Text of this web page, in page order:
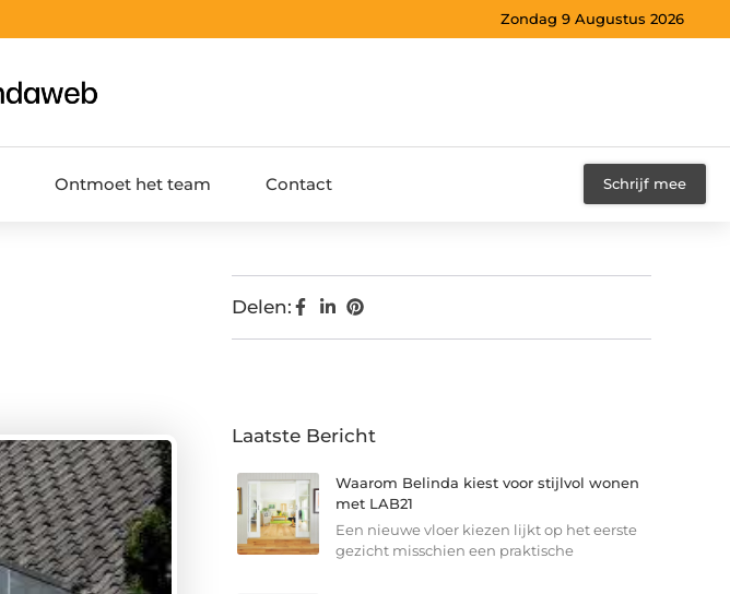
Zondag 9 Augustus 2026
Ontmoet het team Contact Schrijf mee
Delen:
Laatste Bericht
Waarom Belinda kiest voor stijlvol wonen
met LAB21
Een nieuwe vloer kiezen lijkt op het eerste
gezicht misschien een praktische